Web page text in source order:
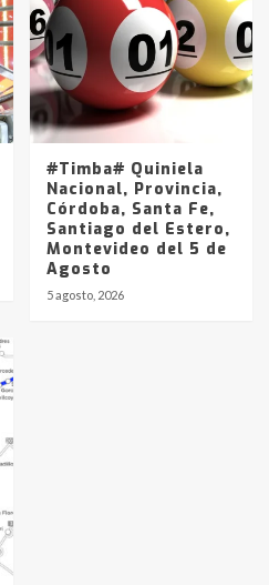
#Timba# Quiniela
Nacional, Provincia,
Córdoba, Santa Fe,
Santiago del Estero,
Montevideo del 5 de
Agosto
5 agosto, 2026